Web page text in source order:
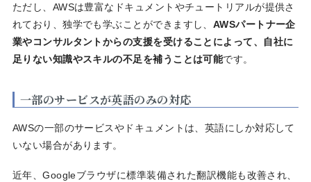
ただし、AWSは豊富なドキュメントやチュートリアルが提供さ
れており、独学でも学ぶことができますし、 AWSパートナー企
業やコンサルタントからの支援を受けることによって、自社に
足りない知識やスキルの不足を補うことは可能です。
一部のサービスが英語のみの対応
AWSの一部のサービスやドキュメントは、英語にしか対応して
いない場合があります。
近年、Googleブラウザに標準装備された翻訳機能も改善され、